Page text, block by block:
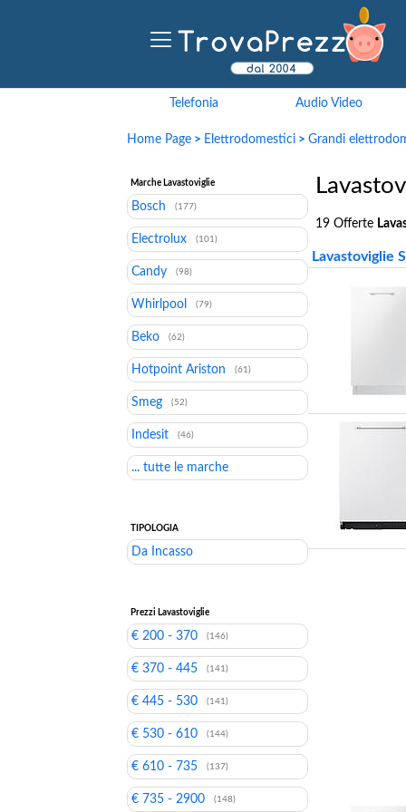
Telefonia Audio Video
Home Page > Elettrodomestici > Grandi
Marche Lavastoviglie
Bosch (177)
Electrolux (101)
Candy (98)
Whirlpool (79)
Beko (62)
Hotpoint Ariston (61)
Smeg (52)
Indesit (46)
... tutte le marche
TIPOLOGIA
Da Incasso
Prezzi Lavastoviglie
€ 200 - 370 (146)
€ 370 - 445 (141)
€ 445 - 530 (141)
€ 530 - 610 (144)
€ 610 - 735 (137)
€ 735 - 2900 (148)
19 Offerte
Lavastoviglie